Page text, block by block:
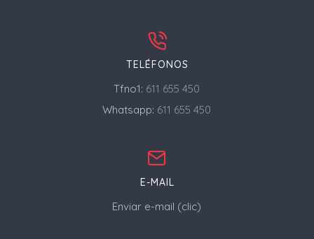
TELÉFONOS
Tfno1: 611 655 450
Whatsapp: 611 655 450
E-MAIL
Enviar e-mail (clic)